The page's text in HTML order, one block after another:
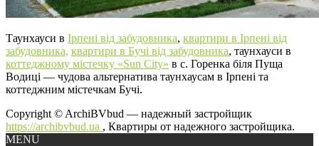
Таунхауси в Ірпені від забудовника, квартири в Ірпені від
забудовника, квартири в Бучі від забудовника, таунхауси в
коттеджному містечку «Sun City» в с. Горенка біля Пуща
Водиці — чудова альтернатива таунхаусам в Ірпені та
коттеджним містечкам Бучі.
Copyright © ArchiBVbud — надежный застройщик
https://archibvbud.ua , Квартиры от надежного застройщика.
MENU